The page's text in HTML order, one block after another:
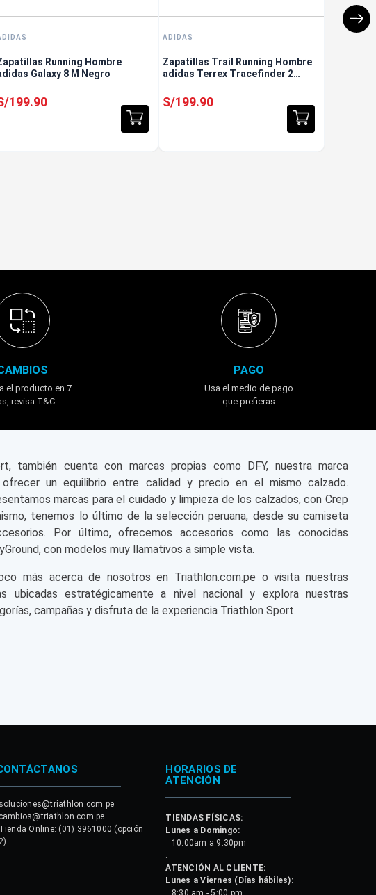
Running Hombre
Galaxy 8 M Negro
199.90
ADIDAS
Zapatillas Trail Running Hombre
adidas Terrex Tracefinder 2
S/199.90
el producto en 7
revisa T&C
PAGO
Usa el medio de pago
que prefieras
también cuenta con marcas propias como DFY, nuestra marca
un equilibrio entre calidad y precio en el mismo calzado.
marcas para el cuidado y limpieza de los calzados, con Crep
tenemos lo último de la selección peruana, desde su camiseta
Por último, ofrecemos accesorios como las conocidas
con modelos muy llamativos a simple vista.
más acerca de nosotros en Triathlon.com.pe o visita nuestras
ubicadas estratégicamente a nivel nacional y explora nuestras
campañas y disfruta de la experiencia Triathlon Sport.
soluciones@triathlon.com.pe
cambios@triathlon.com.pe
Tienda Online: (01) 3961000 (opción
2)
HORARIOS DE
ATENCIÓN
TIENDAS FÍSICAS:
Lunes a Domingo:
_ 10:00am a 9:30pm
.
ATENCIÓN AL CLIENTE:
Lunes a Viernes (Días hábiles):
_ 8:30 am - 5:00 pm